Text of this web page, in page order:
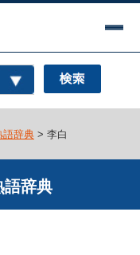
語辞典> 李白
語辞典